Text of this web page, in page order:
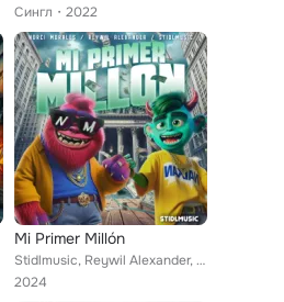
Сингл
2022
Mi Primer Millón
Stidlmusic, Reywil Alexander, Norci Morales
2024